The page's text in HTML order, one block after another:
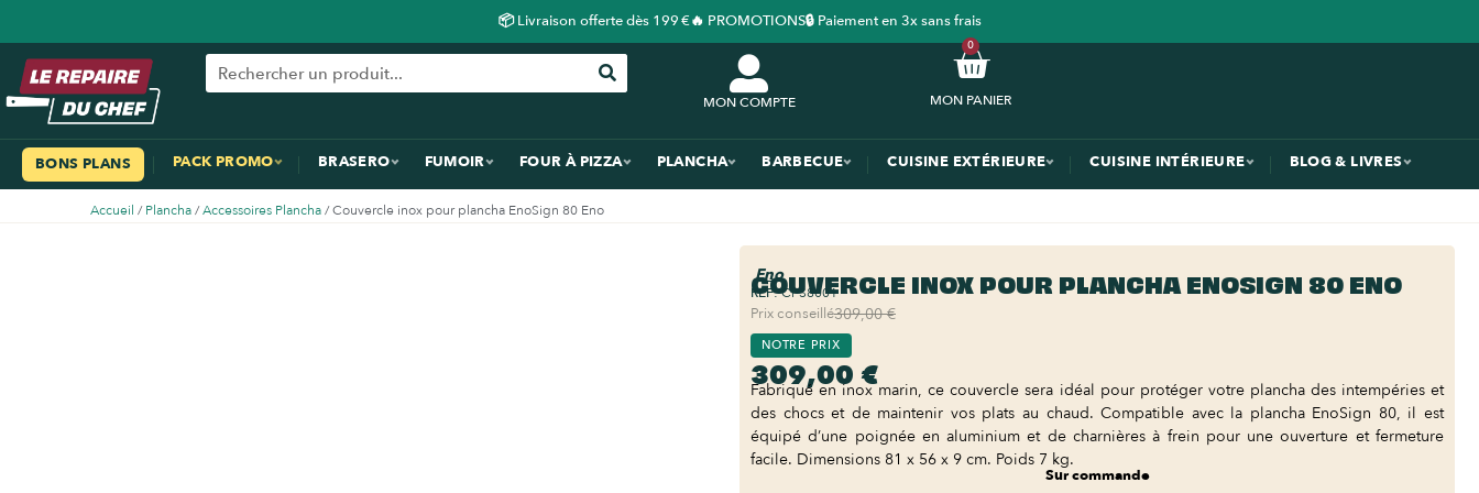
📦 Livraison offerte dès 199 €🔥 PROMOTIONS🔒 Paiement en 3x sans frais
MON COMPTE
0
BONS PLANS PACK PROMO BRASERO FUMOIR FOUR À PIZZA PLANCHA BARBECUE CUISINE EXTÉRIEURE CUISINE INTÉRIEURE BLOG & LIVRES
Accueil /Plancha/Accessoires Plancha/ Couvercle inox pour plancha EnoSign 80 Eno
Eno
COUVERCLE INOX POUR PLANCHA ENOSIGN 80 ENO
REF:CPS8001
Prix conseillé309,00 €
NOTRE PRIX
309,00 €
Fabriqué en inox marin, ce couvercle sera idéal pour protéger votre plancha des intempéries et
des chocs et de maintenir vos plats au chaud. Compatible avec la plancha EnoSign 80, il est
équipé d’une poignée en aluminium et de charnières à frein pour une ouverture et fermeture
facile. Dimensions 81 x 56 x 9 cm. Poids 7 kg.
Sur commande